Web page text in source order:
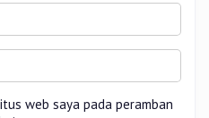
web saya pada peramban